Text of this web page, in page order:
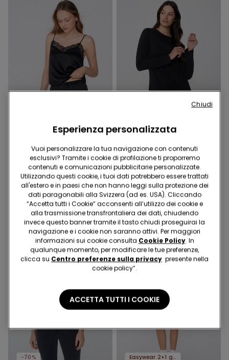
Pantaloncino Corto in Raso
e Pizzo
16.95 CHF
-70%
1 Colore
Maglia Cotone Manica
Lunga Punto Bambola
17.95 CHF
5.35 CHF -70%
-70% Easywear 2+1 gratis
Esperienza personalizzata
Vuoi personalizzare la tua navigazione con contenuti
esclusivi? Tramite i cookie di profilazione ti proporremo
contenuti e comunicazioni pubblicitarie personalizzate.
Utilizzando questi cookie, i tuoi dati potrebbero essere trattati
all'estero e in paesi che non hanno leggi sulla protezione dei
dati paragonabili alla Svizzera (ad es. USA). Cliccando
“Accetta tutti i Cookie” acconsenti all’utilizzo dei cookie e
alla trasmissione transfrontaliera dei dati, chiudendo
invece questo banner tramite il tasto chiudi proseguirai la
navigazione e i cookie non saranno attivi. Per maggiori
informazioni sui cookie consulta Cookie Policy. In
qualunque momento, per modificare le tue preferenze,
clicca su Centro preferenze sulla privacy presente nella
cookie policy”.
ACCETTA TUTTI I COOKIE
Chiudi